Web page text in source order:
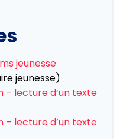
jeunesse
jeunesse)
lecture d’un texte
lecture d’un texte